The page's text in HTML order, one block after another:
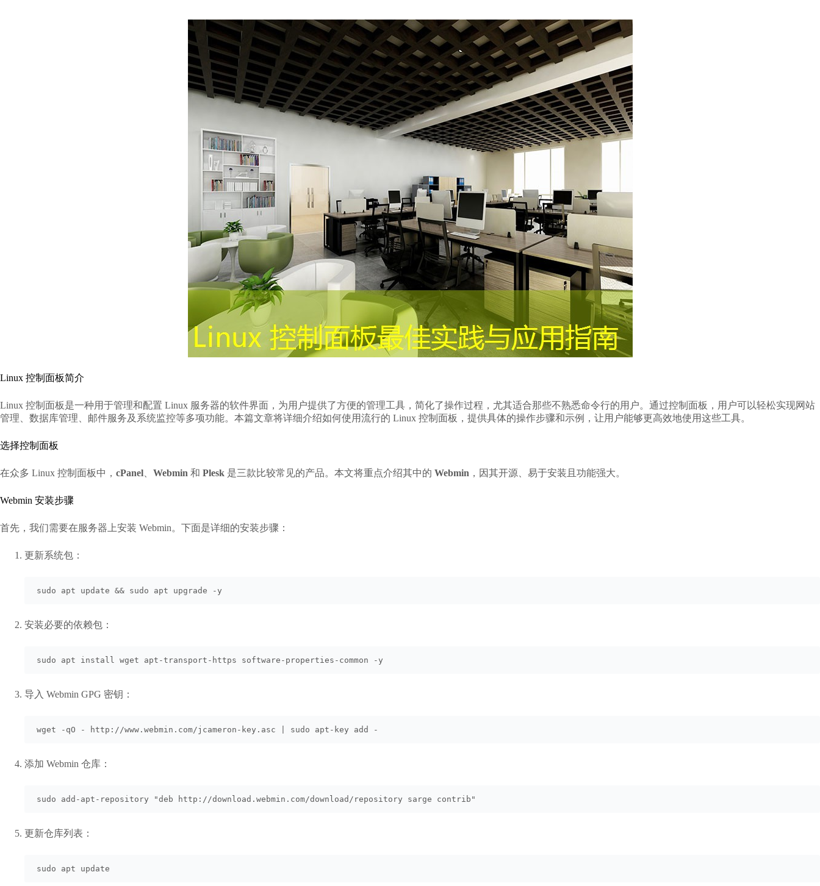
Linux 控制面板简介
Linux 控制面板是一种用于管理和配置 Linux 服务器的软件界面，为用户提供了方便的管理工具，简化了操作过程，尤其适合那些不熟悉命令行的用户。通过控制面板，用户可以轻松实现网站
管理、数据库管理、邮件服务及系统监控等多项功能。本篇文章将详细介绍如何使用流行的 Linux 控制面板，提供具体的操作步骤和示例，让用户能够更高效地使用这些工具。
选择控制面板
在众多 Linux 控制面板中， cPanel Webmin 和 Plesk 是三款比较常见的产品。本文将重点介绍其中的 Webmin ，因其开源、易于安装且功能强大。
Webmin 安装步骤
首先，我们需要在服务器上安装 Webmin。下面是详细的安装步骤：
更新系统包：
sudo apt update && sudo apt upgrade -y
安装必要的依赖包：
sudo apt install wget apt-transport-https software-properties-common -y
导入 Webmin GPG 密钥：
wget -qO - http://www.webmin.com/jcameron-key.asc | sudo apt-key add -
添加 Webmin 仓库：
sudo add-apt-repository "deb http://download.webmin.com/download/repository sarge contrib"
更新仓库列表：
sudo apt update